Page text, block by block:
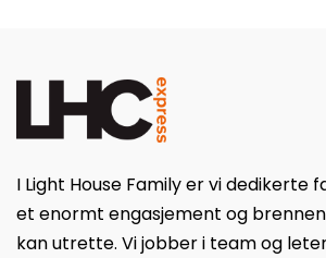
I Light House Family er vi dedikerte
et enormt engasjement og
kan utrette. Vi jobber i team og